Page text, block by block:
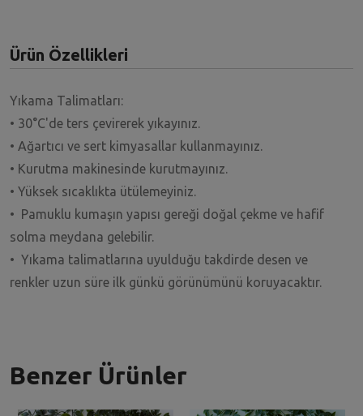
Ürün Özellikleri
Yıkama Talimatları:
• 30°C'de ters çevirerek yıkayınız.
• Ağartıcı ve sert kimyasallar kullanmayınız.
• Kurutma makinesinde kurutmayınız.
• Yüksek sıcaklıkta ütülemeyiniz.
• Pamuklu kumaşın yapısı gereği doğal çekme ve hafif
solma meydana gelebilir.
• Yıkama talimatlarına uyulduğu takdirde desen ve
renkler uzun süre ilk günkü görünümünü koruyacaktır.
Benzer Ürünler